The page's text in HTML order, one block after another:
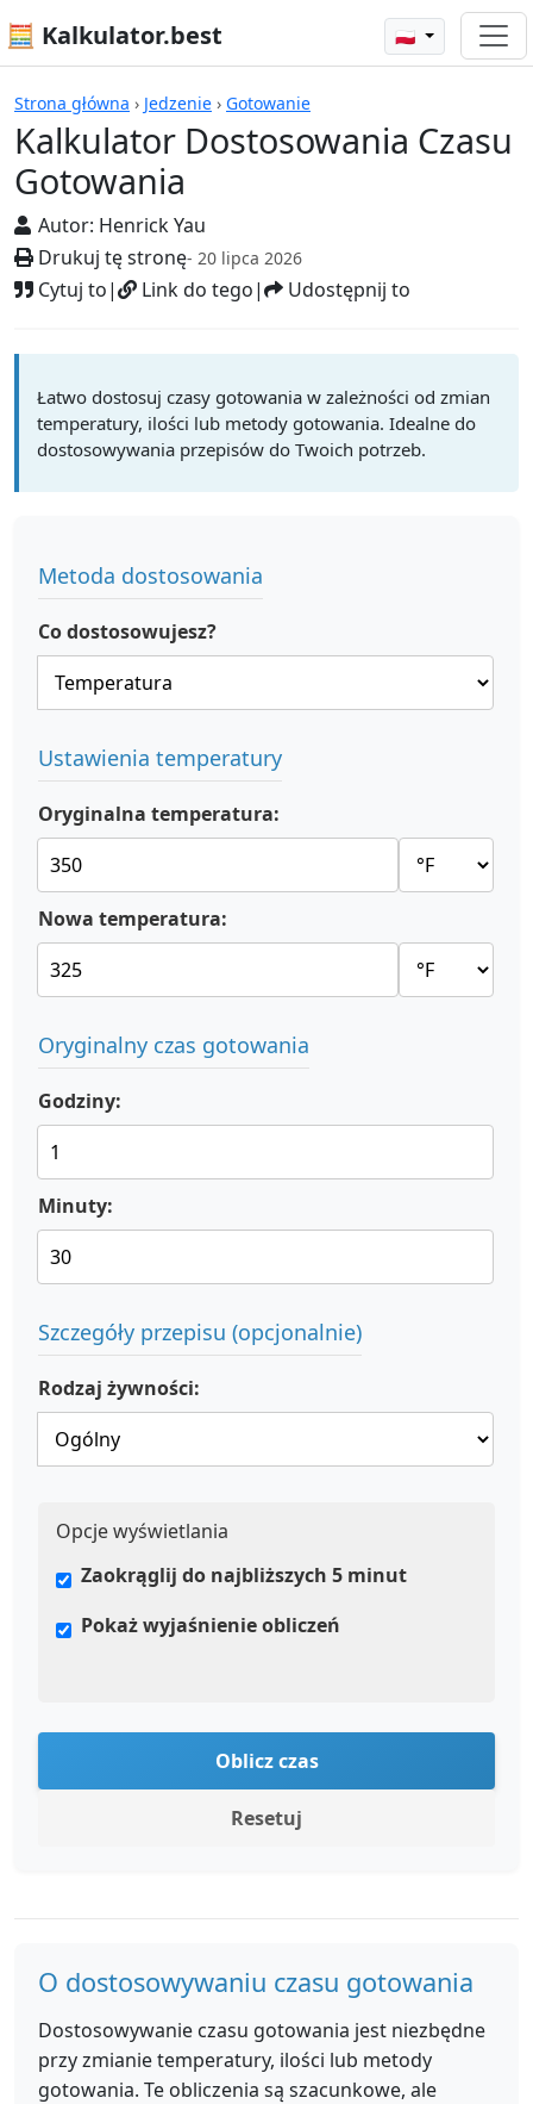
🧮 Kalkulator.best 🇵🇱
Strona główna › Jedzenie › Gotowanie
Kalkulator Dostosowania Czasu
Gotowania
Autor: Henrick Yau
Drukuj tę stronę- 20 lipca 2026
Cytuj to| Link do tego| Udostępnij to
Kalkulatory
Łatwo dostosuj czasy gotowania w zależności od zmian
temperatury, ilości lub metody gotowania. Idealne do
dostosowywania przepisów do Twoich potrzeb.
Metoda dostosowania
Co dostosowujesz?
Ustawienia temperatury
Oryginalna temperatura:
Nowa temperatura:
Oryginalny czas gotowania
Godziny:
Minuty:
Szczegóły przepisu (opcjonalnie)
Rodzaj żywności:
Opcje wyświetlania
Zaokrąglij do najbliższych 5 minut
Pokaż wyjaśnienie obliczeń
Oblicz czas
Resetuj
O dostosowywaniu czasu gotowania
Dostosowywanie czasu gotowania jest niezbędne
przy zmianie temperatury, ilości lub metody
gotowania. Te obliczenia są szacunkowe, ale